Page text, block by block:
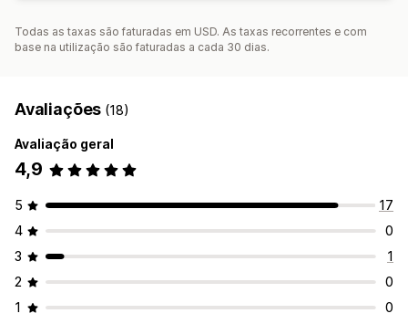
Todas as taxas são faturadas em USD. As taxas recorrentes e com
base na utilização são faturadas a cada 30 dias.
Avaliações (18)
Avaliação geral
4,9
5
17
4
0
3
1
2
0
1
0